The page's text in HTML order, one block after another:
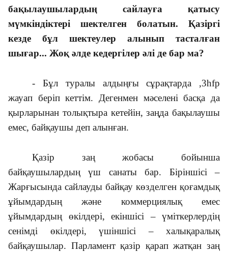
бақылаушылардың сайлауға қатысу
мүмкіндіктері шектелген болатын. Қазіргі
кезде бұл шектеулер алынып тасталған
шығар... Жоқ әлде кедергілер әлі де бар ма?
- Бұл туралы алдыңғы сұрақтарда ,3hfp
жауап беріп кеттім. Дегенмен мәселені басқа да
қырларынан толықтыра кетейін, заңда бақылаушы
емес, байқаушы деп алынған.
Қазір заң жобасы бойынша
байқаушылардың үш санаты бар. Біріншісі –
Жарғысында сайлауды байқау көзделген қоғамдық
ұйымдардың және коммерциялық емес
ұйымдардың өкілдері, екіншісі – үміткерлердің
сенімді өкілдері, үшіншісі – халықаралық
байқаушылар. Парламент қазір қарап жатқан заң